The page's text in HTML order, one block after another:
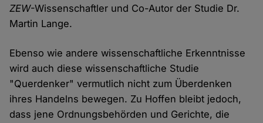
ZEW-Wissenschaftler und Co-Autor der Studie Dr.
Martin Lange.
Ebenso wie andere wissenschaftliche Erkenntnisse
wird auch diese wissenschaftliche Studie
"Querdenker" vermutlich nicht zum Überdenken
ihres Handelns bewegen. Zu Hoffen bleibt jedoch,
dass jene Ordnungsbehörden und Gerichte, die